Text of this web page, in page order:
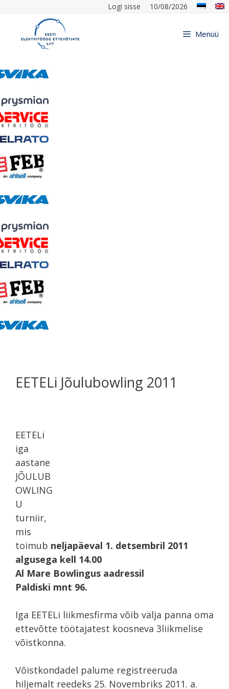
Logi sisse 10/08/2026
Menüü
EETELi Jõulubowling 2011
EETELi
iga
aastane
JÕULUB
OWLING
U
turniir,
mis
toimub neljapäeval 1. detsembril 2011
algusega kell 14.00
Al Mare Bowlingus aadressil
Paldiski mnt 96.
Iga EETELi liikmesfirma võib välja panna oma
ettevõtte töötajatest koosneva 3liikmelise
võistkonna.
Võistkondadel palume registreeruda
hiljemalt reedeks 25. Novembriks 2011. a.